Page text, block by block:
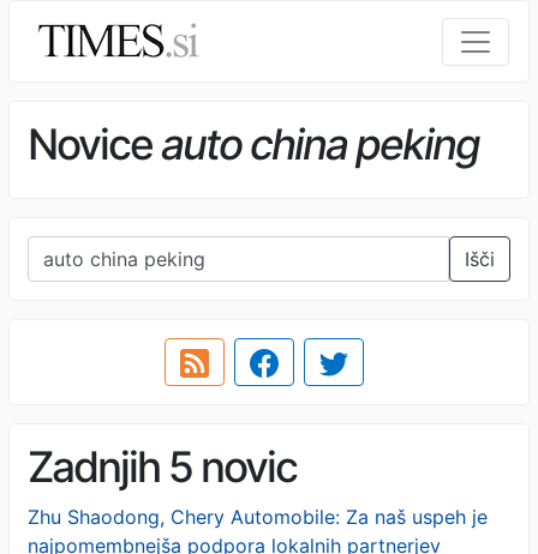
Noviceauto china peking
Išči
Zadnjih 5 novic
Zhu Shaodong, Chery Automobile: Za naš uspeh je
najpomembnejša podpora lokalnih partnerjev